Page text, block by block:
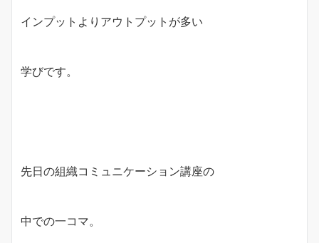
インプットよりアウトプットが多い
学びです。
先日の組織コミュニケーション講座の
中での一コマ。